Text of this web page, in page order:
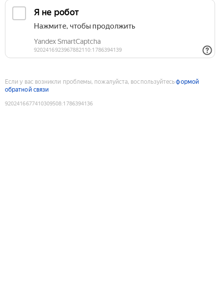
Если у вас возникли проблемы, пожалуйста, воспользуйтесьформой
обратной связи
9202416677410309508:1786394136